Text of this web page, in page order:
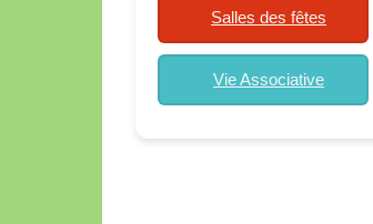
Salles des fêtes
Vie Associative